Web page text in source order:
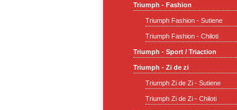
Triumph - Fashion
Triumph Fashion - Sutiene
Triumph Fashion - Chiloti
Triumph - Sport / Triaction
Triumph - Zi de zi
Triumph Zi de Zi - Sutiene
Triumph Zi de Zi - Chiloti